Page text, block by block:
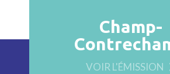
Champ-
VOIR L'ÉMISSION